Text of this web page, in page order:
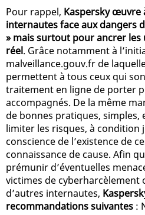
Pour rappel, Kaspersky œuvre
internautes face aux dangers
» mais surtout pour ancrer les
réel. Grâce notamment à
malveillance.gouv.fr de
permettent à tous ceux qui
traitement en ligne de porter
accompagnés. De la même
de bonnes pratiques,
limiter les risques, à condition
conscience de l’existence de
connaissance de cause. Afin
prémunir d’éventuelles
victimes de cyberharcèlement
d’autres internautes,
recommandations suivantes :